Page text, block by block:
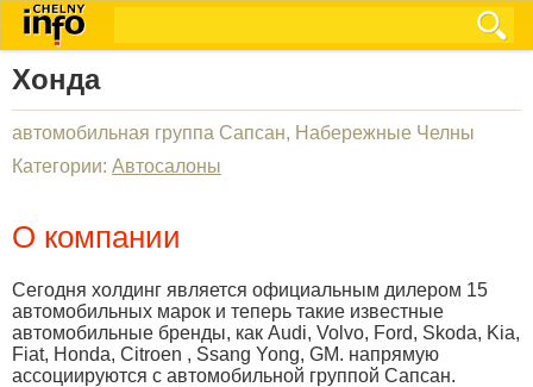
Хонда
автомобильная группа Сапсан, Набережные Челны
Категории: Автосалоны
О компании
Сегодня холдинг является официальным дилером 15
автомобильных марок и теперь такие известные
автомобильные бренды, как Audi, Volvo, Ford, Skoda, Kia,
Fiat, Honda, Citroen , Ssang Yong, GM. напрямую
ассоциируются с автомобильной группой Сапсан.